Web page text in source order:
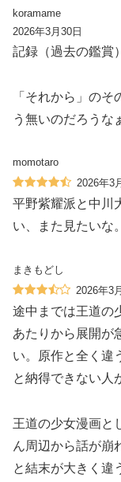
koramame
2026年3月30日
記録（過去の鑑賞）
「それから」の
う無いのだろうな
momotaro
2026年3
平野紫耀派と中川
い、また見たいな。
まきもどし
2026年3
途中までは王道の
あたりから展開が
い。原作と全く違
と納得できない人
王道の少女漫画と
ん周辺から話が崩
と結末が大きく違